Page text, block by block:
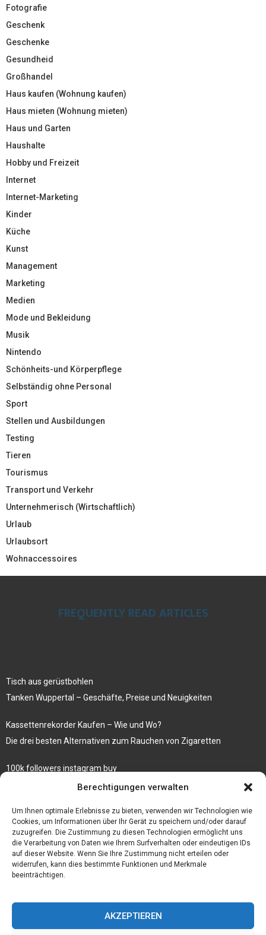
Berechtigungen verwalten
Um Ihnen optimale Erlebnisse zu bieten, verwenden wir Technologien wie
Cookies, um Informationen über Ihr Gerät zu speichern und/oder darauf
zuzugreifen. Die Zustimmung zu diesen Technologien ermöglicht uns
die Verarbeitung von Daten wie Ihrem Surfverhalten oder eindeutigen IDs
auf dieser Website. Wenn Sie Ihre Zustimmung nicht erteilen oder
widerrufen, kann dies bestimmte Funktionen und Merkmale
beeinträchtigen.
AKZEPTIEREN
Fotografie
Geschenk
Geschenke
Gesundheid
Großhandel
Haus kaufen (Wohnung kaufen)
Haus mieten (Wohnung mieten)
Haus und Garten
Haushalte
Hobby und Freizeit
Internet
Internet-Marketing
Kinder
Küche
Kunst
Management
Marketing
Medien
Mode und Bekleidung
Musik
Nintendo
Schönheits-und Körperpflege
Selbständig ohne Personal
Sport
Stellen und Ausbildungen
Testing
Tieren
Tourismus
Transport und Verkehr
Unternehmerisch (Wirtschaftlich)
Urlaub
Urlaubsort
Wohnaccessoires
FREQUENTLY READ ARTICLES
Tisch aus gerüstbohlen
Tanken Wuppertal – Geschäfte, Preise und Neuigkeiten
Kassettenrekorder Kaufen – Wie und Wo?
Die drei besten Alternativen zum Rauchen von Zigaretten
100k followers instagram buy
Rezepte für gekochte Süßkartoffeln
Gönnen Sie sich bedruckte Fliesen mit einem eigenen Bild